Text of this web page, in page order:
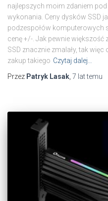
najlepszych moim zdaniem
wykonania. Ceny dysków SSD
podzespołów komputerowych
cenę +/-. Jak pewnie większość
SSD znacznie zmalały, tak
zakup takiego Czytaj dalej…
Przez Patryk Lasak, 7 lattemu